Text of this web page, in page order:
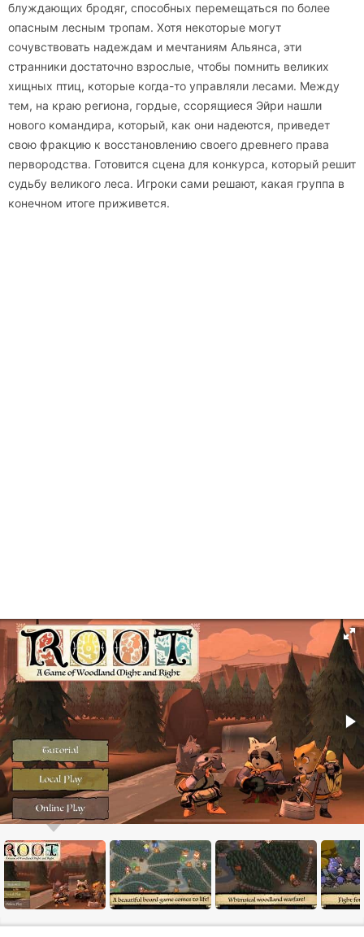
блуждающих бродяг, способных перемещаться по более
опасным лесным тропам. Хотя некоторые могут
сочувствовать надеждам и мечтаниям Альянса, эти
странники достаточно взрослые, чтобы помнить великих
хищных птиц, которые когда-то управляли лесами. Между
тем, на краю региона, гордые, ссорящиеся Эйри нашли
нового командира, который, как они надеются, приведет
свою фракцию к восстановлению своего древнего права
первородства. Готовится сцена для конкурса, который решит
судьбу великого леса. Игроки сами решают, какая группа в
конечном итоге приживется.